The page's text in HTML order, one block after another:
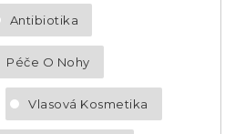
Antibiotika
Péče O Nohy
Vlasová Kosmetika